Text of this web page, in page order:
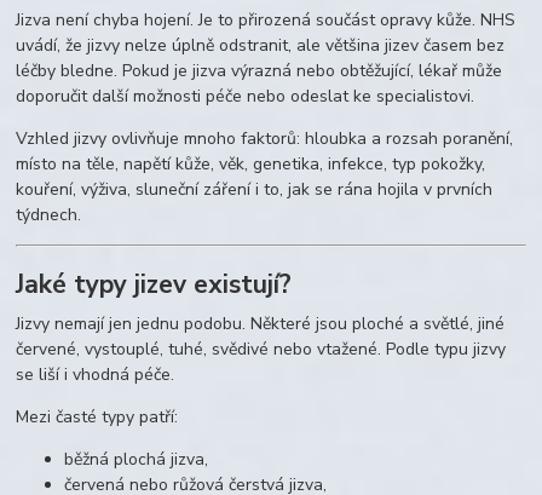
Jizva není chyba hojení. Je to přirozená součást opravy kůže. NHS
uvádí, že jizvy nelze úplně odstranit, ale většina jizev časem bez
léčby bledne. Pokud je jizva výrazná nebo obtěžující, lékař může
doporučit další možnosti péče nebo odeslat ke specialistovi.
Vzhled jizvy ovlivňuje mnoho faktorů: hloubka a rozsah poranění,
místo na těle, napětí kůže, věk, genetika, infekce, typ pokožky,
kouření, výživa, sluneční záření i to, jak se rána hojila v prvních
týdnech.
Jaké typy jizev existují?
Jizvy nemají jen jednu podobu. Některé jsou ploché a světlé, jiné
červené, vystouplé, tuhé, svědivé nebo vtažené. Podle typu jizvy
se liší i vhodná péče.
Mezi časté typy patří:
běžná plochá jizva,
červená nebo růžová čerstvá jizva,